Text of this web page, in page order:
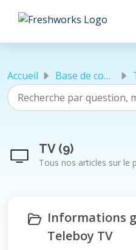
Accueil Base de connaissances
TV (9)
Tous nos articles sur le
Informations
Teleboy TV